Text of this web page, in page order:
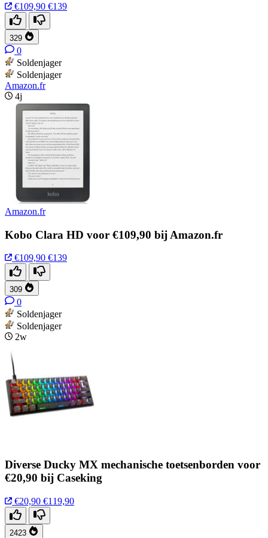
€109,90 €139
329
0
Soldenjager
Soldenjager
Amazon.fr
4j
Amazon.fr
Kobo Clara HD voor €109,90 bij Amazon.fr
€109,90 €139
309
0
Soldenjager
Soldenjager
2w
Diverse Ducky MX mechanische toetsenborden voor
€20,90 bij Caseking
€20,90 €119,90
2423